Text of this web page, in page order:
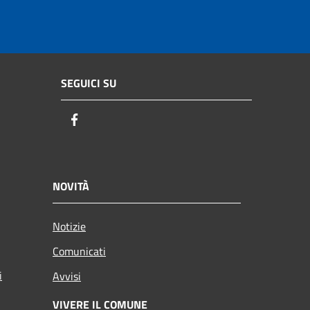
SEGUICI SU
NOVITÀ
Notizie
Comunicati
Avvisi
VIVERE IL COMUNE